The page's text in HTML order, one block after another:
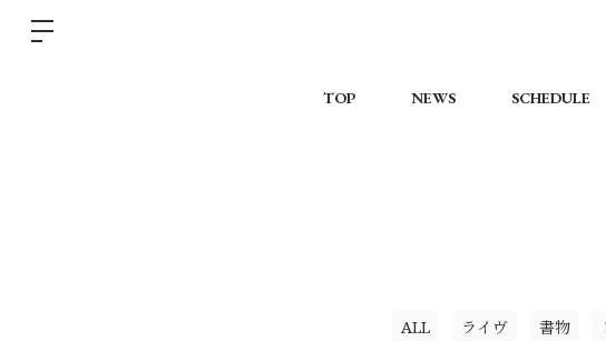
TOP NEWS SCHEDULE
ALL ライヴ 書物